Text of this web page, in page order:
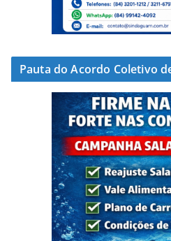
Pauta do Acordo Coletivo